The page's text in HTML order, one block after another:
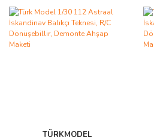
TÜRKMODEL